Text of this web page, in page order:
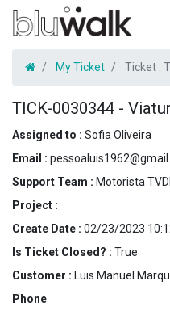
My Ticket Ticket :
TICK-0030344 -
Assigned to : Sofia Oliveira
Email :
Support Team : Motorista
Project :
Create Date : 02/23/2023
Is Ticket Closed? : True
Customer : Luis Manuel
Phone